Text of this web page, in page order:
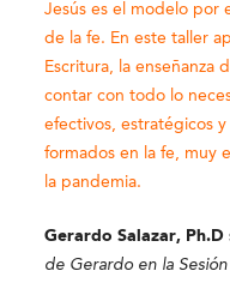
Jesús es el modelo por
de la fe. En este taller
Escritura, la enseñanza
contar con todo lo
efectivos, estratégicos
formados en la fe, muy
la pandemia.
Gerardo Salazar, Ph.D
de Gerardo en la